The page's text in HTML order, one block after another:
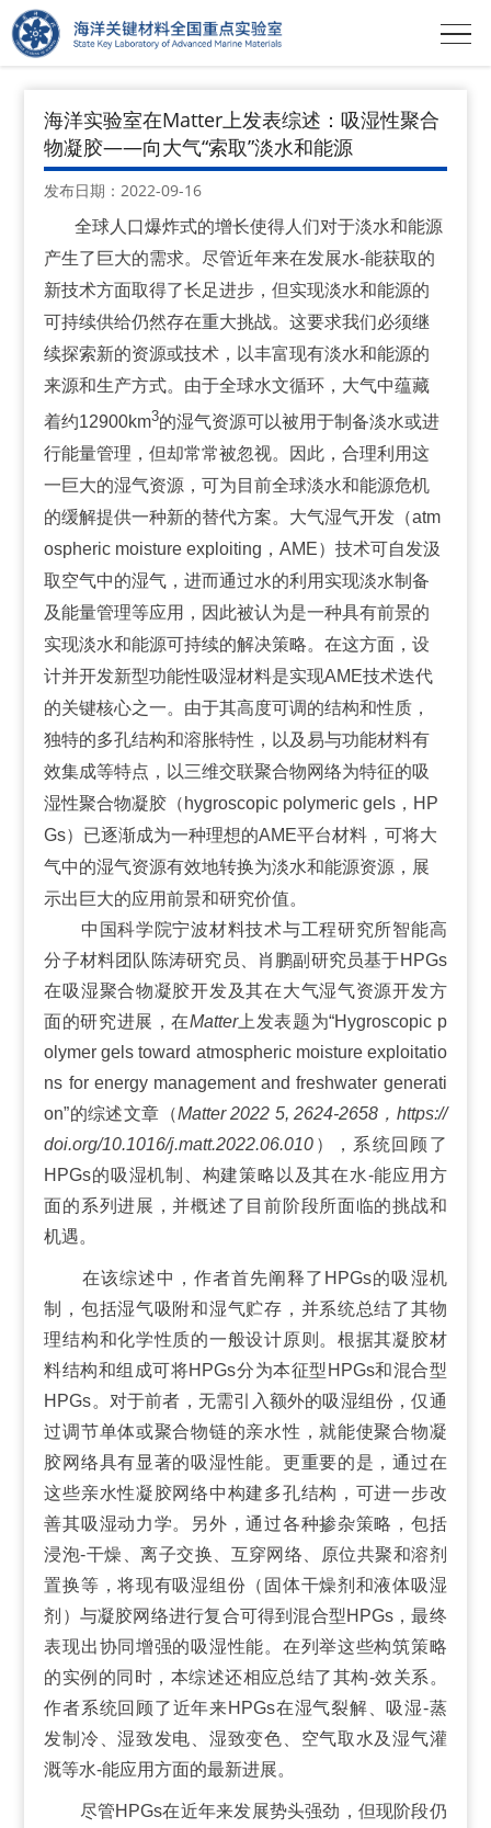
首页> 新闻中心>科研进展
海洋实验室在Matter上发表综述：吸湿性聚合
物凝胶——向大气“索取”淡水和能源
发布日期：2022-09-16
全球人口爆炸式的增长使得人们对于淡水和能源
产生了巨大的需求。尽管近年来在发展水-能获取的
新技术方面取得了长足进步，但实现淡水和能源的
可持续供给仍然存在重大挑战。这要求我们必须继
续探索新的资源或技术，以丰富现有淡水和能源的
来源和生产方式。由于全球水文循环，大气中蕴藏
着约12900km3的湿气资源可以被用于制备淡水或进
行能量管理，但却常常被忽视。因此，合理利用这
一巨大的湿气资源，可为目前全球淡水和能源危机
的缓解提供一种新的替代方案。大气湿气开发（atm
ospheric moisture exploiting，AME）技术可自发汲
取空气中的湿气，进而通过水的利用实现淡水制备
及能量管理等应用，因此被认为是一种具有前景的
实现淡水和能源可持续的解决策略。在这方面，设
计并开发新型功能性吸湿材料是实现AME技术迭代
的关键核心之一。由于其高度可调的结构和性质，
独特的多孔结构和溶胀特性，以及易与功能材料有
效集成等特点，以三维交联聚合物网络为特征的吸
湿性聚合物凝胶（hygroscopic polymeric gels，HP
Gs）已逐渐成为一种理想的AME平台材料，可将大
气中的湿气资源有效地转换为淡水和能源资源，展
示出巨大的应用前景和研究价值。
中国科学院宁波材料技术与工程研究所智能高
分子材料团队陈涛研究员、肖鹏副研究员基于HPGs
在吸湿聚合物凝胶开发及其在大气湿气资源开发方
面的研究进展，在Matter上发表题为“Hygroscopic p
olymer gels toward atmospheric moisture exploitatio
ns for energy management and freshwater generati
on”的综述文章（Matter 2022 5, 2624-2658，https://
doi.org/10.1016/j.matt.2022.06.010 ），系统回顾了
HPGs的吸湿机制、构建策略以及其在水-能应用方
面的系列进展，并概述了目前阶段所面临的挑战和
机遇。
在该综述中，作者首先阐释了HPGs的吸湿机
制，包括湿气吸附和湿气贮存，并系统总结了其物
理结构和化学性质的一般设计原则。根据其凝胶材
料结构和组成可将HPGs分为本征型HPGs和混合型
HPGs。对于前者，无需引入额外的吸湿组份，仅通
过调节单体或聚合物链的亲水性，就能使聚合物凝
胶网络具有显著的吸湿性能。更重要的是，通过在
这些亲水性凝胶网络中构建多孔结构，可进一步改
善其吸湿动力学。另外，通过各种掺杂策略，包括
浸泡-干燥、离子交换、互穿网络、原位共聚和溶剂
置换等，将现有吸湿组份（固体干燥剂和液体吸湿
剂）与凝胶网络进行复合可得到混合型HPGs，最终
表现出协同增强的吸湿性能。在列举这些构筑策略
的实例的同时，本综述还相应总结了其构-效关系。
作者系统回顾了近年来HPGs在湿气裂解、吸湿-蒸
发制冷、湿致发电、湿致变色、空气取水及湿气灌
溉等水-能应用方面的最新进展。
尽管HPGs在近年来发展势头强劲，但现阶段仍